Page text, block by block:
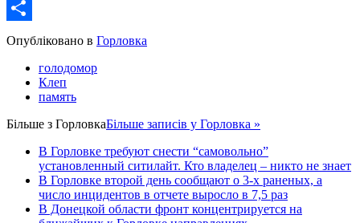
Email
Share
Опубліковано в Горловка
голодомор
Клеп
память
Більше з ГорловкаБільше записів у Горловка »
В Горловке требуют снести “самовольно”
установленный ситилайт. Кто владелец – никто не знает
В Горловке второй день сообщают о 3-х раненых, а
число инцидентов в отчете выросло в 7,5 раз
В Донецкой области фронт концентрируется на